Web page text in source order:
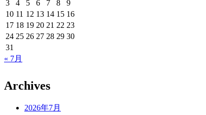
3
4 5 6 7 8
9
10 11 12 13 14 15 16
17 18 19 20 21 22 23
24 25 26 27 28 29 30
31
« 7月
Archives
2026年7月